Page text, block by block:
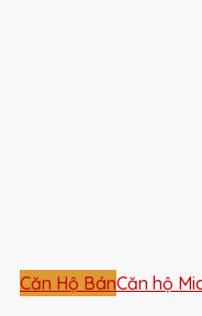
Căn Hộ BánCăn hộ